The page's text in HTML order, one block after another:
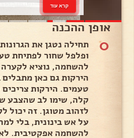
קרא עוד
אופן ההכנה
0
תחילה נטגן את
ופלפל שחור לפתיחת
להשחמה, נוציא לקערה
הירקות גם כאן
טעמים. הירקות
קלה, שימו לב שהצבע
לזהוב מטוגן. זה יכול
על אש בינונית, בלי
להשחמה אפקטיבית.